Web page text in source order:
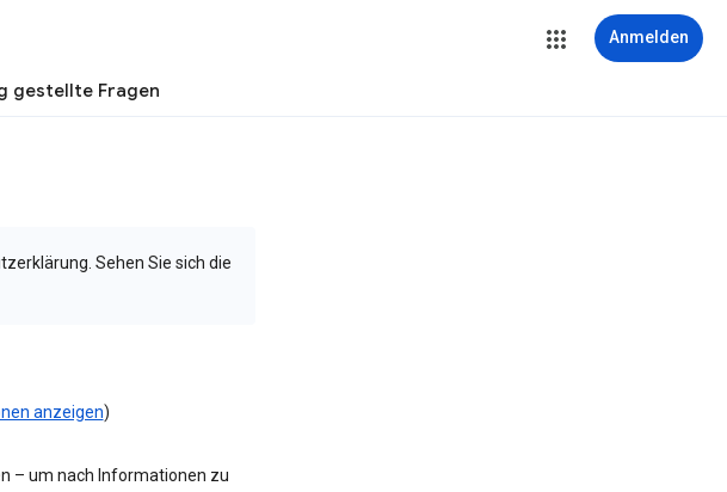
Anmelden
gestellte Fragen
Sehen Sie sich die
anzeigen)
– um nach Informationen zu